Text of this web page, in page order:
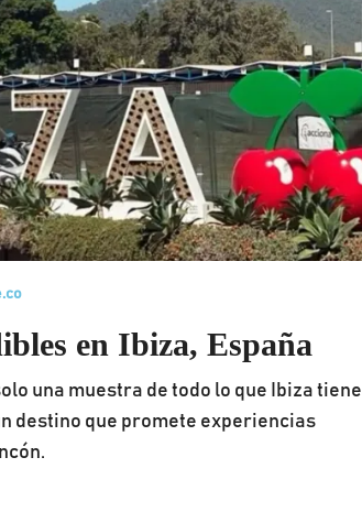
en Ibiza, España
una muestra de todo lo que Ibiza tiene
destino que promete experiencias